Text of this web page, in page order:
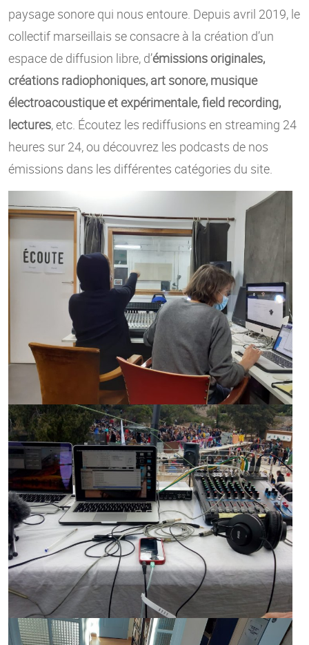
paysage sonore qui nous entoure. Depuis avril 2019, le
collectif marseillais se consacre à la création d’un
espace de diffusion libre, d’émissions originales,
créations radiophoniques, art sonore, musique
électroacoustique et expérimentale, field recording,
lectures, etc. Écoutez les rediffusions en streaming 24
heures sur 24, ou découvrez les podcasts de nos
émissions dans les différentes catégories du site.